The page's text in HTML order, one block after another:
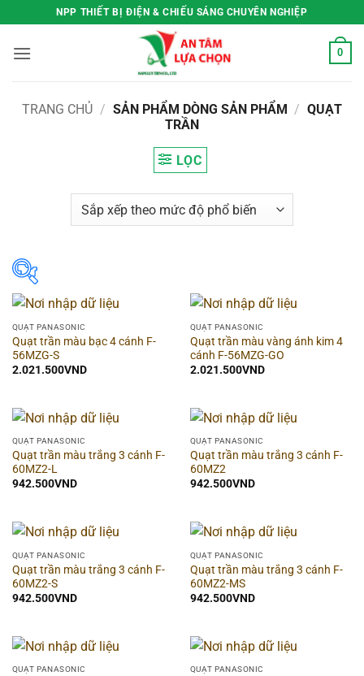
qua
nội
NPP THIẾT BỊ ĐIỆN & CHIẾU SÁNG CHUYÊN NGHIỆP
0
TRANG CHỦ / SẢN PHẨM DÒNG SẢN PHẨM / QUẠT
TRẦN
LỌC
Price: 942.500VND 5.843.500VND
Hình dạng
Thời gian bảo hành
Chất liệu
Chống nước (IP)
QUẠT PANASONIC
Quạt trần màu bạc 4 cánh F-
56MZG-S
2.021.500VND
QUẠT PANASONIC
Quạt trần màu vàng ánh kim 4
cánh F-56MZG-GO
2.021.500VND
QUẠT PANASONIC
Quạt trần màu trắng 3 cánh F-
60MZ2-L
942.500VND
QUẠT PANASONIC
Quạt trần màu trắng 3 cánh F-
60MZ2
942.500VND
QUẠT PANASONIC
Quạt trần màu trắng 3 cánh F-
60MZ2-S
942.500VND
QUẠT PANASONIC
Quạt trần màu trắng 3 cánh F-
60MZ2-MS
942.500VND
QUẠT PANASONIC QUẠT PANASONIC